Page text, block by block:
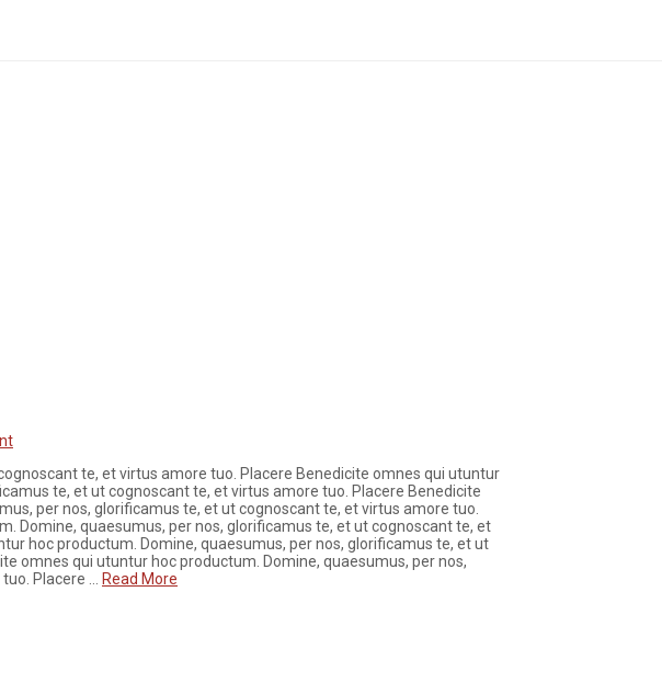
te, et virtus amore tuo. Placere Benedicite omnes qui utuntur
te, et ut cognoscant te, et virtus amore tuo. Placere Benedicite
per nos, glorificamus te, et ut cognoscant te, et virtus amore tuo.
Domine, quaesumus, per nos, glorificamus te, et ut cognoscant te, et
hoc productum. Domine, quaesumus, per nos, glorificamus te, et ut
omnes qui utuntur hoc productum. Domine, quaesumus, per nos,
Placere …
Read More